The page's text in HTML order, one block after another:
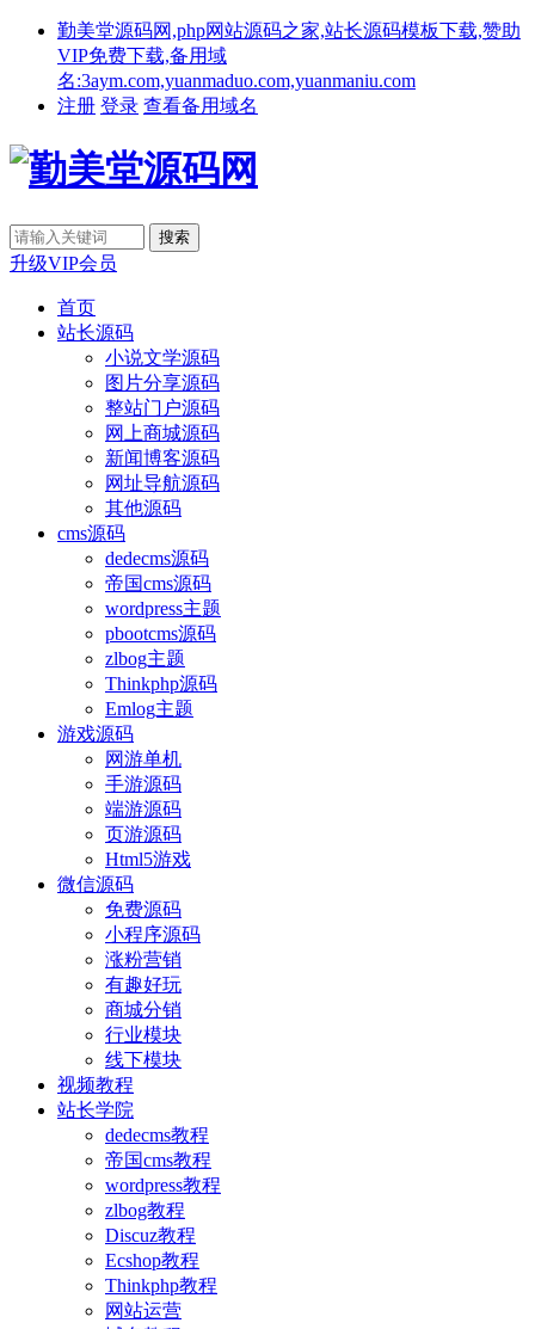
勤美堂源码网,php网站源码之家,站长源码模板下载,赞助
VIP免费下载,备用域
名:3aym.com,yuanmaduo.com,yuanmaniu.com
注册 登录 查看备用域名
升级VIP会员
首页
站长源码
小说文学源码
图片分享源码
整站门户源码
网上商城源码
新闻博客源码
网址导航源码
其他源码
cms源码
dedecms源码
帝国cms源码
wordpress主题
pbootcms源码
zlbog主题
Thinkphp源码
Emlog主题
游戏源码
网游单机
手游源码
端游源码
页游源码
Html5游戏
微信源码
免费源码
小程序源码
涨粉营销
有趣好玩
商城分销
行业模块
线下模块
视频教程
站长学院
dedecms教程
帝国cms教程
wordpress教程
zlbog教程
Discuz教程
Ecshop教程
Thinkphp教程
网站运营